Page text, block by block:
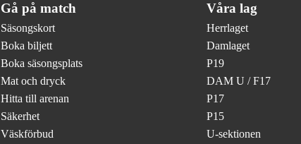
Gå på match
Säsongskort
Boka biljett
Boka säsongsplats
Mat och dryck
Hitta till arenan
Säkerhet
Väskförbud
Våra lag
Herrlaget
Damlaget
P19
DAM U / F17
P17
P15
U-sektionen